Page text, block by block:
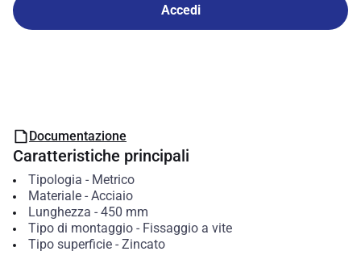
Accedi
Documentazione
Caratteristiche principali
Tipologia - Metrico
Materiale- Acciaio
Lunghezza - 450 mm
Tipo di montaggio- Fissaggio a vite
Tipo superficie- Zincato